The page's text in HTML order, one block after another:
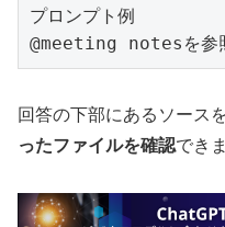
プロンプト例
@meeting notesを参
回答の下部にあるソース
ったファイルを確認でき